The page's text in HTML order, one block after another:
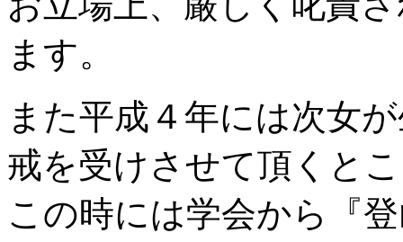
ます。
また平成４年には次女
戒を受けさせて頂くと
この時には学会から『